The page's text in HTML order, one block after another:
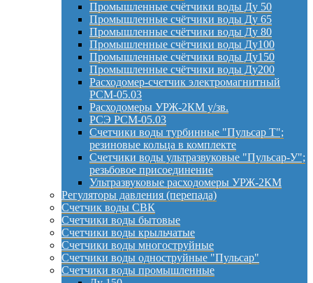
Промышленные счётчики воды Ду 50
Промышленные счётчики воды Ду 65
Промышленные счётчики воды Ду 80
Промышленные счётчики воды Ду100
Промышленные счётчики воды Ду150
Промышленные счётчики воды Ду200
Расходомер-счетчик электромагнитный
РСМ-05.03
Расходомеры УРЖ-2КМ у/зв.
РСЭ РСМ-05.03
Счетчики воды турбинные "Пульсар Т";
резиновые кольца в комплекте
Счетчики воды ультразвуковые "Пульсар-У";
резьбовое присоединение
Ультразвуковые расходомеры УРЖ-2КМ
Регуляторы давления (перепада)
Счетчик воды СВК
Счетчики воды бытовые
Счетчики воды крыльчатые
Счетчики воды многоструйные
Счетчики воды одноструйные "Пульсар"
Счетчики воды промышленные